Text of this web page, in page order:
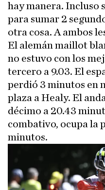
hay manera. Incluso
para sumar 2
otra cosa. A ambos
El alemán maillot
no estuvo con los
tercero a 9.03. El
perdió 3 minutos en
plaza a Healy. El
décimo a 20.43
combativo, ocupa la
minutos.